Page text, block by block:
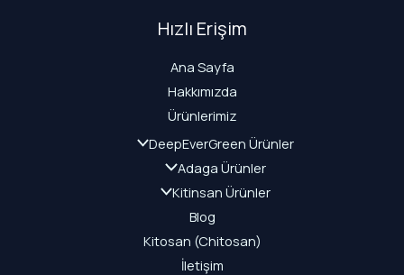
Hızlı Erişim
Ana Sayfa
Hakkımızda
Ürünlerimiz
DeepEverGreen Ürünler
Adaga Ürünler
Kitinsan Ürünler
Blog
Kitosan (Chitosan)
İletişim